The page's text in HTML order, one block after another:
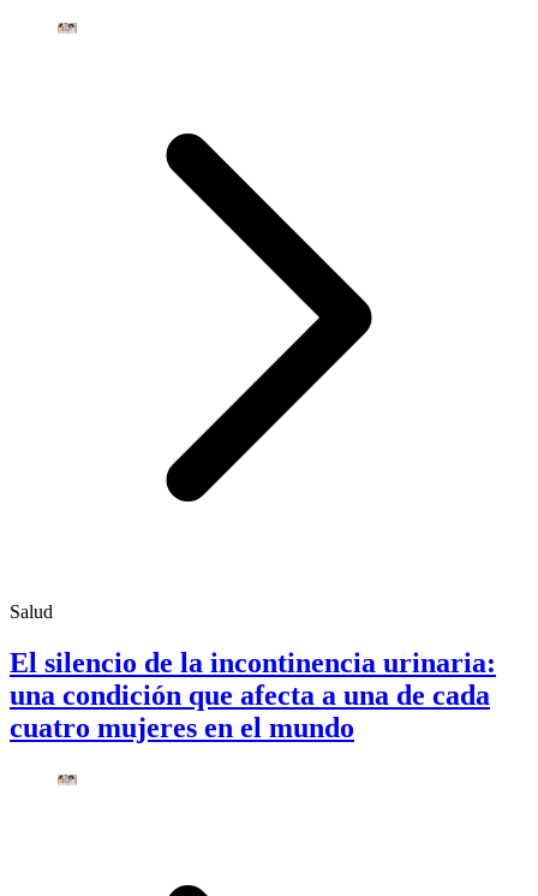
Salud
El silencio de la incontinencia urinaria:
una condición que afecta a una de cada
cuatro mujeres en el mundo